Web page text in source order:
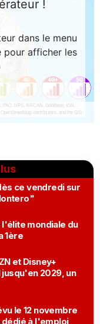
ce vendredi sur
l'élite mondiale du
1ère
et Disney+
2029, un
le 12 novembre
dédié à l'emploi